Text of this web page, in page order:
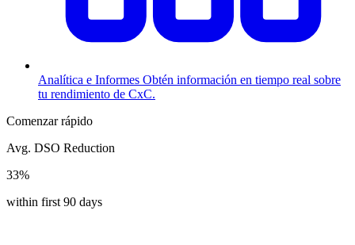
Analítica e Informes Obtén información en tiempo real sobre
tu rendimiento de CxC.
Comenzar rápido
Avg. DSO Reduction
33%
within first 90 days